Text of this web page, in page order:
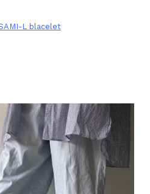
L blacelet